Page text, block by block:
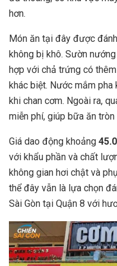
hơn.
Món ăn tại đây được
không bị khô. Sườn
hợp với chả trứng có
khác biệt. Nước mắm
khi chan cơm. Ngoài ra,
miễn phí, giúp bữa ăn tròn
Giá dao động khoảng
với khẩu phần và chất
không gian hơi chật và
thể đây vẫn là lựa chọn
Sài Gòn tại Quận 8 với